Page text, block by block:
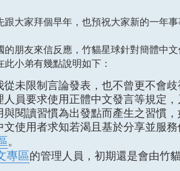
大家拜個早年，也預祝大家新的一年事
的朋友來信反應，竹貓星球針對簡體中
此小弟有幾點說明如下：
未限制言論發表，也不曾更不會歧
人員要求使用正體中文發言等規定
與閱讀習慣為出發點而產生之習慣
文使用者求知若渴且基於分享並服
。
專區的管理人員，初期還是會由竹